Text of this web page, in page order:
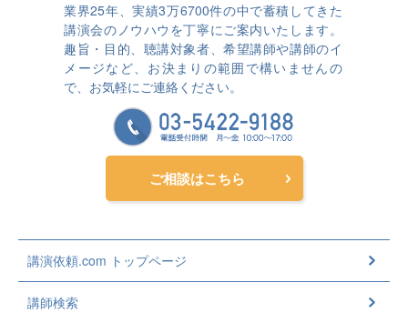
業界25年、実績3万6700件の中で蓄積してきた
講演会のノウハウを丁寧にご案内いたします。
趣旨・目的、聴講対象者、希望講師や講師のイ
メージなど、お決まりの範囲で構いませんの
で、お気軽にご連絡ください。
ご相談はこちら
講演依頼.com トップページ
講師検索